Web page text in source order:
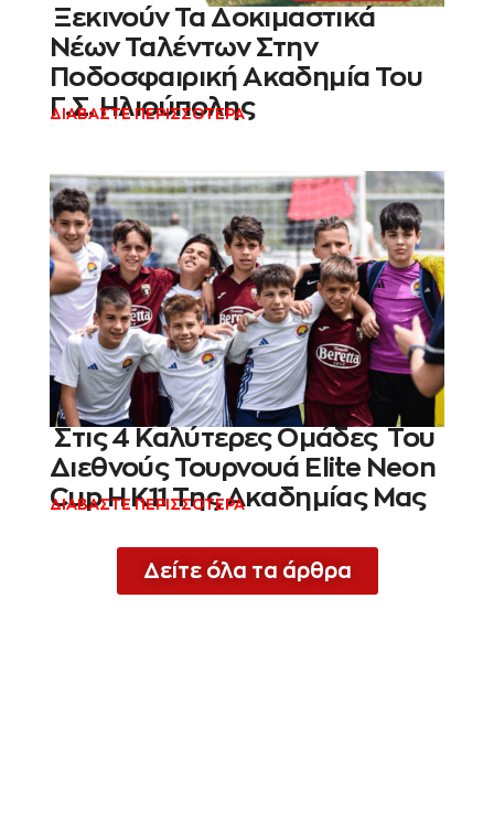
Ξεκινούν Τα Δοκιμαστικά
Νέων Ταλέντων Στην
Ποδοσφαιρική Ακαδημία Του
Γ.Σ. Ηλιούπολης
ΔΙΑΒΑΣΤΕ ΠΕΡΙΣΣΟΤΕΡΑ
Στις 4 Καλύτερες Ομάδες Του
Διεθνούς Τουρνουά Elite Neon
Cup Η Κ11 Της Ακαδημίας Μας
ΔΙΑΒΑΣΤΕ ΠΕΡΙΣΣΟΤΕΡΑ
Δείτε όλα τα άρθρα